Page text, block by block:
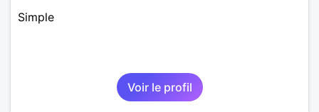
Simple
Voir le profil